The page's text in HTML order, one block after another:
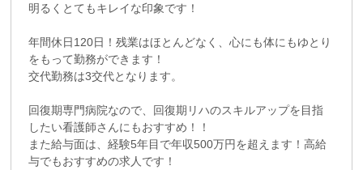
明るくとてもキレイな印象です！
年間休日120日！残業はほとんどなく、心にも体にもゆとり
をもって勤務ができます！
交代勤務は3交代となります。
回復期専門病院なので、回復期リハのスキルアップを目指
したい看護師さんにもおすすめ！！
また給与面は、経験5年目で年収500万円を超えます！高給
与でもおすすめの求人です！